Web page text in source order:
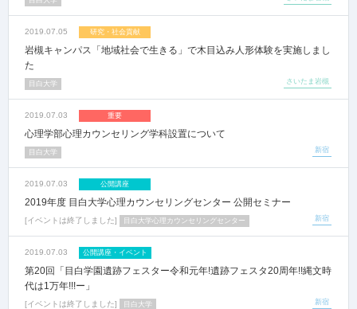
2019.07.05 研究・社会貢献
岩槻キャンパス「地域社会で生きる」で木目込み人形体験を実施しまし
た
さいたま岩槻
目白大学
2019.07.03 重要
心理学部心理カウンセリング学科設置について
新宿
目白大学
2019.07.03 公開講座
2019年度 目白大学心理カウンセリングセンター 公開セミナー
イベントは終了しました 新宿
目白大学心理カウンセリングセンター
2019.07.03 公開講座・イベント
第20回「目白学園遺跡フェスター令和元年!遺跡フェスタ20周年!!縄文時
代は1万年!!!ー」
イベントは終了しました 新宿
目白大学